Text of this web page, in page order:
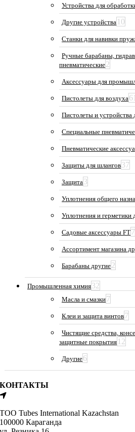
Устройства для
Другие устройства 10
Станки для навивки
Ручные барабаны,
пневматические2
Аксессуары для
Пистолеты для воздуха61
Пистолеты и устройства
Специальные
Пневматические
Защиты для шлангов37
Защита3
Уплотнения общего
Уплотнения и герметики
Садовые аксессуары FT7
Ассортимент магазина
Барабаны другие2
Промышленная химия32
Масла и смазки7
Клеи и защита винтов7
Чистящие средства,
защитные покрытия 12
Другие6
КОНТАКТЫ
ТОО Tubes International Kazachstan
100000 Караганда